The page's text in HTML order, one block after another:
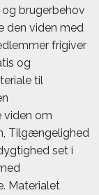
brugerbehov
den viden med
frigiver
og
til
om
Tilgængelighed
set i
Materialet